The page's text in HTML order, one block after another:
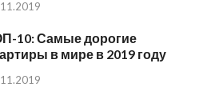
10: Самые дорогие
в мире в 2019 году